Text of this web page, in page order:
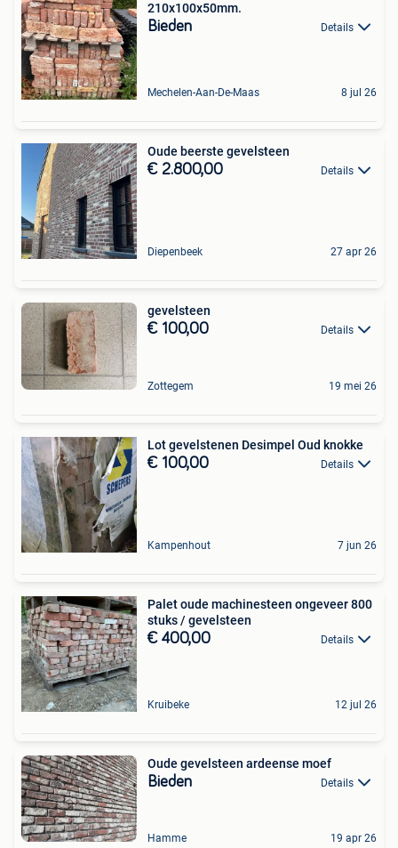
210x100x50mm.
Bieden Details
Mechelen-Aan-De-Maas 8 jul 26
Oude beerste gevelsteen
€ 2.800,00 Details
Diepenbeek 27 apr 26
gevelsteen
€ 100,00 Details
Zottegem 19 mei 26
Lot gevelstenen Desimpel Oud knokke
€ 100,00 Details
Kampenhout 7 jun 26
Palet oude machinesteen ongeveer 800
stuks / gevelsteen
€ 400,00 Details
Kruibeke 12 jul 26
Oude gevelsteen ardeense moef
Bieden Details
Hamme 19 apr 26